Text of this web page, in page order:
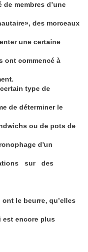
membres d’une
des morceaux
une certaine
ont commencé à
type de
de déterminer le
ou de pots de
d'un
sur des
le beurre, qu’elles
est encore plus